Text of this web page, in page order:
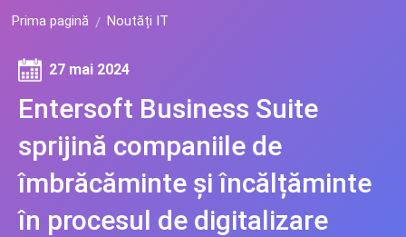
Prima pagină Noutăți IT
Entersoft Business Suite
sprijină companiile de
îmbrăcăminte și încălțăminte
în procesul de digitalizare
27 mai 2024